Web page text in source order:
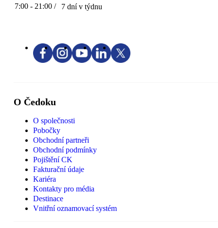
7:00 - 21:00 / 7 dní v týdnu
O Čedoku
O společnosti
Pobočky
Obchodní partneři
Obchodní podmínky
Pojištění CK
Fakturační údaje
Kariéra
Kontakty pro média
Destinace
Vnitřní oznamovací systém